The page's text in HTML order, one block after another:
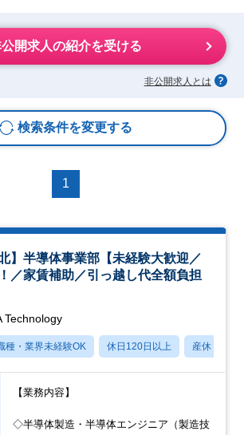
開求人の紹介を受ける
非公開求人とは
検索条件を変更する
1
】半導体事業部【未経験大歓迎／
／家賃補助／引っ越し代全額負担
Technology
種・業界未経験OK 休日120日以上 産休・育休
【業務内容】
◇半導体製造・半導体エンジニア（製造技